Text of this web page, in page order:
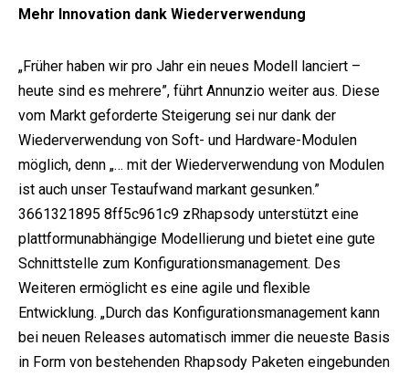
Mehr Innovation dank Wiederverwendung
„Früher haben wir pro Jahr ein neues Modell lanciert –
heute sind es mehrere”, führt Annunzio weiter aus. Diese
vom Markt geforderte Steigerung sei nur dank der
Wiederverwendung von Soft- und Hardware-Modulen
möglich, denn „… mit der Wiederverwendung von Modulen
ist auch unser Testaufwand markant gesunken.”
3661321895 8ff5c961c9 zRhapsody unterstützt eine
plattformunabhängige Modellierung und bietet eine gute
Schnittstelle zum Konfigurationsmanagement. Des
Weiteren ermöglicht es eine agile und flexible
Entwicklung. „Durch das Konfigurationsmanagement kann
bei neuen Releases automatisch immer die neueste Basis
in Form von bestehenden Rhapsody Paketen eingebunden